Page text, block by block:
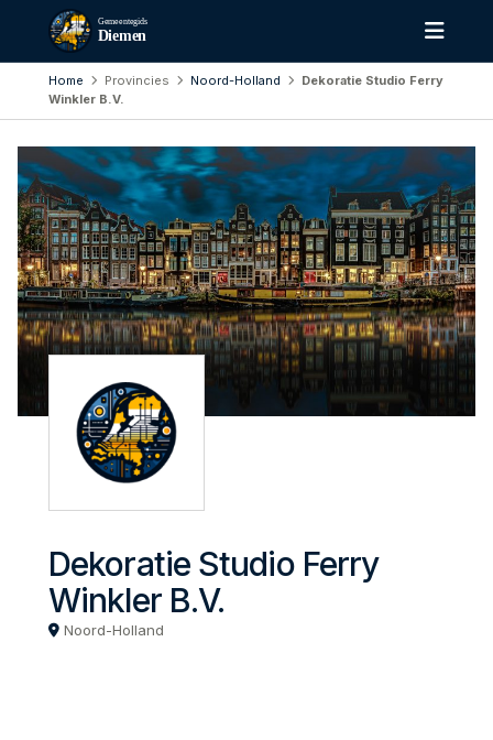
Gemeentegids
Diemen
Home Provincies Noord-Holland
Dekoratie Studio Ferry
Winkler B.V.
Dekoratie Studio Ferry
Winkler B.V.
Noord-Holland